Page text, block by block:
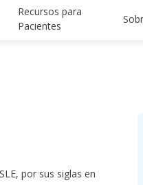
Recursos para
Pacientes
por sus siglas en